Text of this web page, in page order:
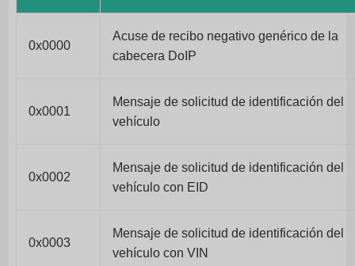
0x0000
Acuse de recibo negativo genérico de la
cabecera DoIP
0x0001
Mensaje de solicitud de identificación del
vehículo
0x0002
Mensaje de solicitud de identificación del
vehículo con EID
0x0003
Mensaje de solicitud de identificación del
vehículo con VIN